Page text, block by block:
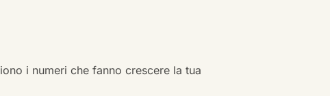
i numeri che fanno crescere la tua